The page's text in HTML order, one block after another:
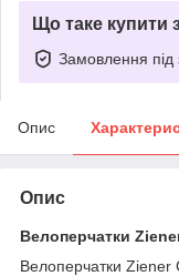
Що таке купити
Замовлення під
Опис
Опис
Велоперчатки
Велоперчатки Ziener